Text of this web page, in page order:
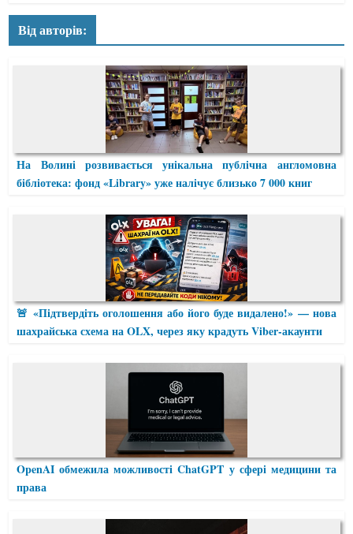
Від авторів:
На Волині розвивається унікальна публічна англомовна
бібліотека: фонд «Library» уже налічує близько 7 000 книг
🚨 «Підтвердіть оголошення або його буде видалено!» — нова
шахрайська схема на OLX, через яку крадуть Viber-акаунти
OpenAI обмежила можливості ChatGPT у сфері медицини та
права